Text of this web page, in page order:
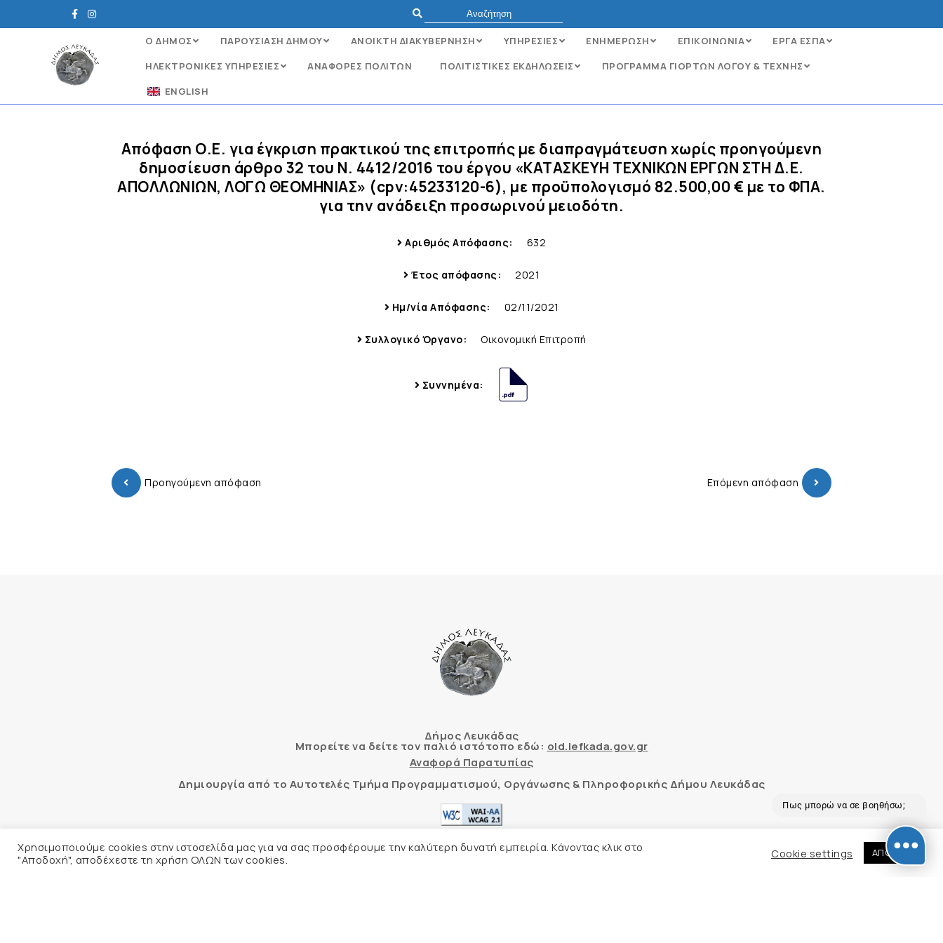
Ο ΔΗΜΟΣ ΠΑΡΟΥΣΙΑΣΗ ΔΗΜΟΥ ΑΝΟΙΚΤΗ ΔΙΑΚΥΒΕΡΝΗΣΗ ΥΠΗΡΕΣΙΕΣ ΕΝΗΜΕΡΩΣΗ ΕΠΙΚΟΙΝΩΝΙΑ
ΕΡΓΑ ΕΣΠΑ
ΗΛΕΚΤΡΟΝΙΚΈΣ ΥΠΗΡΕΣΊΕΣ
ΑΝΑΦΟΡΈΣ ΠΟΛΙΤΏΝ ΠΟΛΙΤΙΣΤΙΚΕΣ ΕΚΔΗΛΩΣΕΙΣ
ΠΡΟΓΡΑΜΜΑ ΓΙΟΡΤΩΝ ΛΟΓΟΥ & ΤΕΧΝΗΣ
ENGLISH
Απόφαση Ο.Ε. για έγκριση πρακτικού της επιτροπής με διαπραγμάτευση χωρίς προηγούμενη
δημοσίευση άρθρο 32 του Ν. 4412/2016 του έργου «KATAΣΚΕΥΗ ΤΕΧΝΙΚΩΝ ΕΡΓΩΝ ΣΤΗ Δ.Ε.
ΑΠΟΛΛΩΝΙΩΝ, ΛΟΓΩ ΘΕΟΜΗΝΙΑΣ» (cpv:45233120-6), με προϋπολογισμό 82.500,00 € με το ΦΠΑ.
για την ανάδειξη προσωρινού μειοδότη.
Αριθμός Απόφασης: 632
Έτος απόφασης: 2021
Ημ/νία Απόφασης: 02/11/2021
Συλλογικό Όργανο: Οικονομική Επιτροπή
Συννημένα:
Προηγούμενη απόφαση Επόμενη απόφαση
Δήμος Λευκάδας
Μπορείτε να δείτε τον παλιό ιστότοπο εδώ: old.lefkada.gov.gr
Αναφορά Παρατυπίας
Δημιουργία από το Αυτοτελές Τμήμα Προγραμματισμού, Οργάνωσης & Πληροφορικής Δήμου Λευκάδας
Αυτόματος έλεγχος προσβασιμότητας δικτυακού τόπου με βάση το πρότυπο WCAG 2.1 AA και με το εργαλείο “AChecker”
Χρησιμοποιούμε cookies στην ιστοσελίδα μας για να σας προσφέρουμε την καλύτερη δυνατή εμπειρία. Κάνοντας κλικ στο
"Αποδοχή", αποδέχεστε τη χρήση ΟΛΩΝ των cookies.
Cookie settings ΑΠΟΔΟΧΗ
Πως μπορώ να σε βοηθήσω;